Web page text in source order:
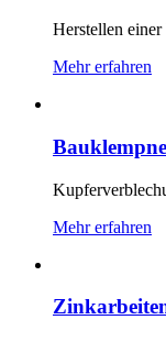
Herstellen
Mehr erfahren
Mehr erfahren